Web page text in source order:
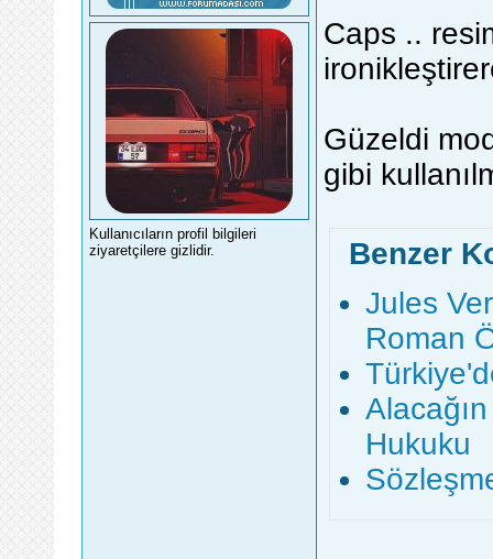
Kullanıcıların profil bilgileri
ziyaretçilere gizlidir.
Caps ..
Güzeldi
gibi
Benzer
Jules
Roman
Hukuku